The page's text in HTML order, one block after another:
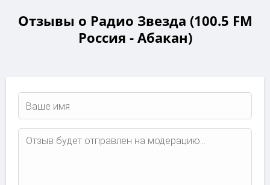
Отзывы о Радио Звезда (100.5 FM
Россия - Абакан)